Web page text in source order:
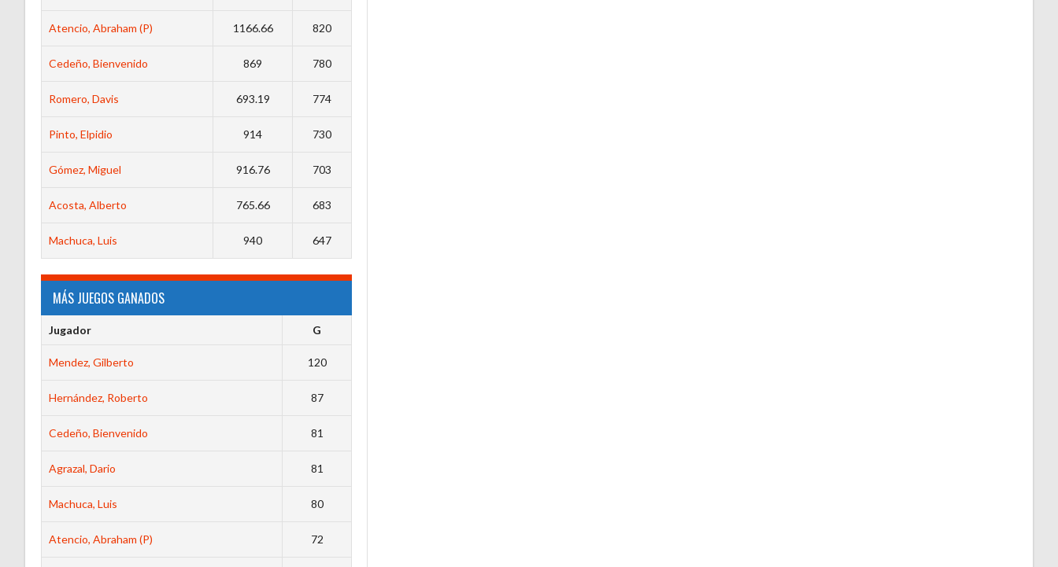
Atencio, Abraham (P) 1166.66 820
Cedeño, Bienvenido 869 780
Romero, Davis 693.19 774
Pinto, Elpidio 914 730
Gómez, Miguel 916.76 703
Acosta, Alberto 765.66 683
Machuca, Luis 940 647
MÁS JUEGOS GANADOS
Jugador G
Mendez, Gilberto 120
Hernández, Roberto 87
Cedeño, Bienvenido 81
Agrazal, Dario 81
Machuca, Luis 80
Atencio, Abraham (P) 72